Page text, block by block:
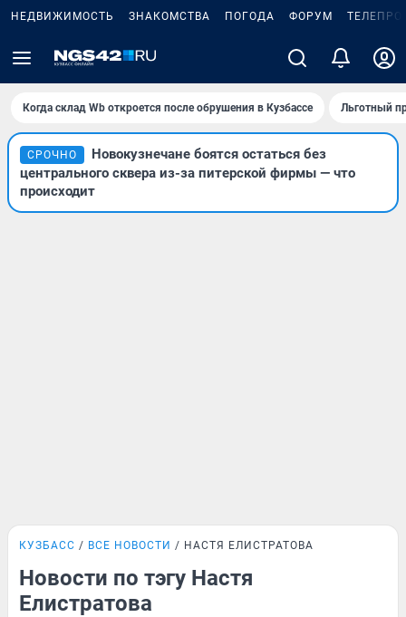
НЕДВИЖИМОСТЬ ЗНАКОМСТВА ПОГОДА ФОРУМ
Когда склад Wb откроется после обрушения в Кузбассе Льготный
СРОЧНО
Новокузнечане боятся остаться без
центрального сквера из-за питерской фирмы — что
происходит
КУЗБАСС ВСЕ НОВОСТИ НАСТЯ ЕЛИСТРАТОВА
Новости по тэгу Настя
Елистратова